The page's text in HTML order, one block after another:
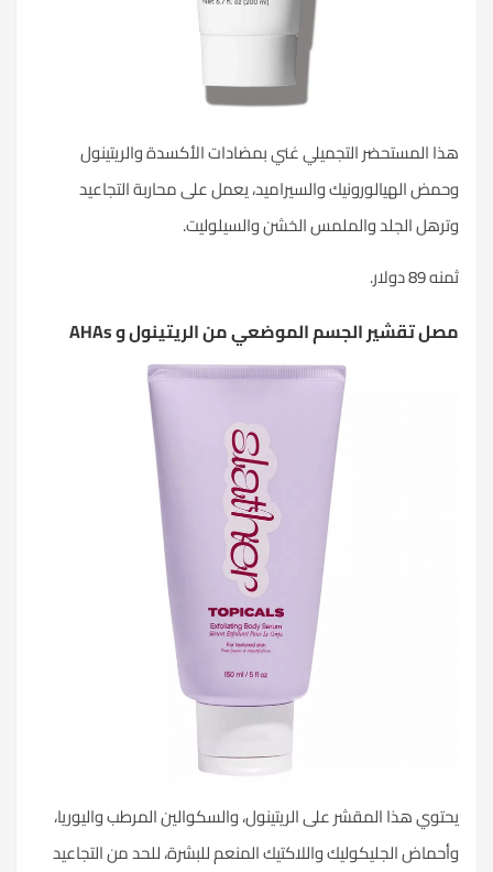
هذا المستحضر التجميلي غني بمضادات الأكسدة والريتينول
وحمض الهيالورونيك والسيراميد، يعمل على محاربة التجاعيد
وترهل الجلد والملمس الخشن والسيلوليت.
ثمنه 89 دولار.
مصل تقشير الجسم الموضعي من الريتينول و AHAs
يحتوي هذا المقشر على الريتينول، والسكوالين المرطب واليوريا،
وأحماض الجليكوليك واللاكتيك المنعم للبشرة، للحد من التجاعيد